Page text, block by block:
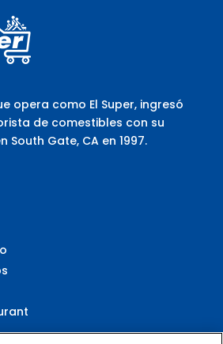
opera como El Super, ingresó
de comestibles con su
South Gate, CA en 1997.